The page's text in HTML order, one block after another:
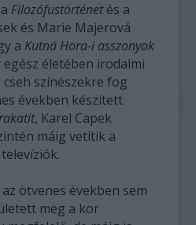
Filozófustörténetés a
és Marie Majerová
a Kutná Hora-i asszonyok
életében irodalmi
színészekre fog
években készített
, Karel Capek
máig vetítik a
ötvenes években sem
meg a kor